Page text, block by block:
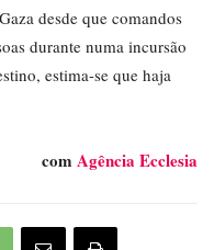
desde que comandos
durante numa incursão
estima-se que haja
com Agência Ecclesia